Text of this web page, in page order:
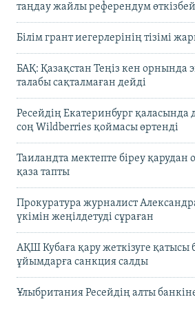
таңдау жайлы референдум
Білім грант иегерлерінің тізімі
БАҚ: Қазақстан Теңіз кен орнында
талабы сақталмаған дейді
Ресейдің Екатеринбург
соң Wildberries қоймасы өртенді
Таиландта мектепте біреу қарудан
қаза тапты
Прокуратура журналист
үкімін жеңілдетуді сұраған
АҚШ Кубаға қару жеткізуге қатысы
ұйымдарға санкция салды
Ұлыбритания Ресейдің алты